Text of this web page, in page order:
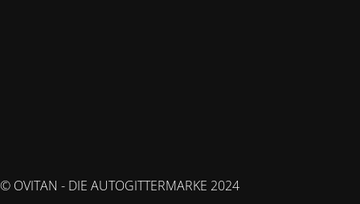
© OVITAN - DIE AUTOGITTERMARKE 2024